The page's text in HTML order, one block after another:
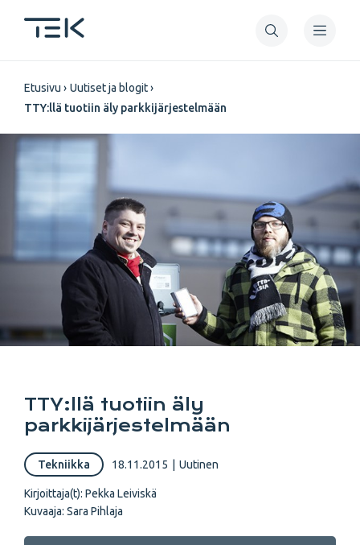
pääsisältöön
Murupolku
Etusivu
Uutiset ja blogit
TTY:llä tuotiin äly parkkijärjestelmään
TTY:llä tuotiin äly
parkkijärjestelmään
Tekniikka 18.11.2015 Uutinen
Kirjoittaja(t): Pekka Leiviskä
Kuvaaja: Sara Pihlaja